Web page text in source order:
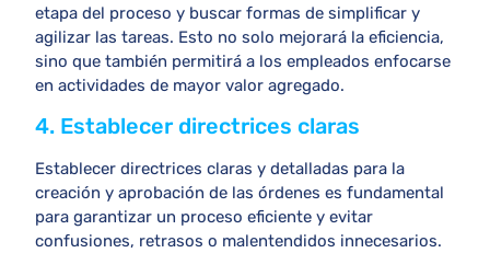
etapa del proceso y buscar formas de simplificar y
agilizar las tareas. Esto no solo mejorará la eficiencia,
sino que también permitirá a los empleados enfocarse
en actividades de mayor valor agregado.
4. Establecer directrices claras
Establecer directrices claras y detalladas para la
creación y aprobación de las órdenes es fundamental
para garantizar un proceso eficiente y evitar
confusiones, retrasos o malentendidos innecesarios.